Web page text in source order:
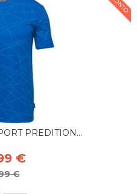
PREDITION...
€
€